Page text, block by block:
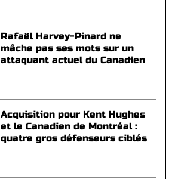
Rafaël Harvey-Pinard ne
mâche pas ses mots sur un
attaquant actuel du Canadien
Acquisition pour Kent Hughes
et le Canadien de Montréal :
quatre gros défenseurs ciblés